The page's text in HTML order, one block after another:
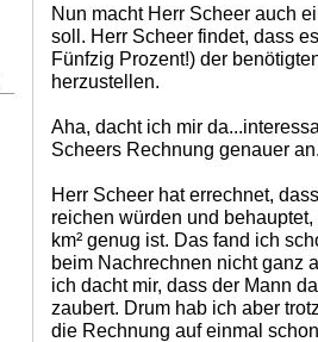
Nun macht Herr Scheer auch
soll. Herr Scheer findet, dass
Fünfzig Prozent!) der
herzustellen.
Aha, dacht ich mir
Scheers Rechnung genauer
Herr Scheer hat errechnet,
reichen würden und
km² genug ist. Das fand ich
beim Nachrechnen nicht ganz
ich dacht mir, dass der Mann
zaubert. Drum hab ich aber
die Rechnung auf einmal